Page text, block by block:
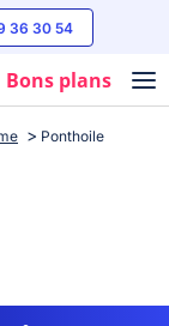
36 30 54
Bons plans
Ponthoile